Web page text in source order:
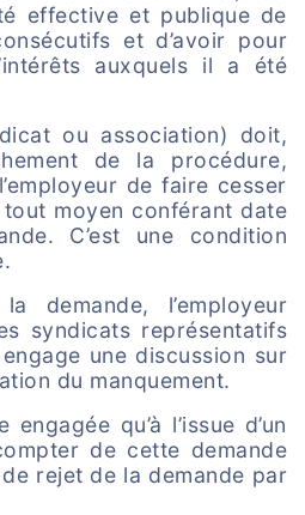
effective et publique de
et d’avoir pour
auxquels il a été
ou association) doit,
de la procédure,
de faire cesser
moyen conférant date
C’est une condition
demande, l’employeur
syndicats représentatifs
une discussion sur
du manquement.
qu’à l’issue d’un
de cette demande
rejet de la demande par